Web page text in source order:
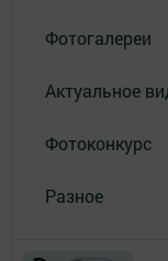
Фотогалереи
Актуальное
Фотоконкурс
Разное